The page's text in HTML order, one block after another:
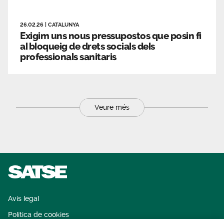
26.02.26 CATALUNYA
Exigim uns nous pressupostos que posin fi
al bloqueig de drets socials dels
professionals sanitaris
Veure més
Avis legal
Política de cookies